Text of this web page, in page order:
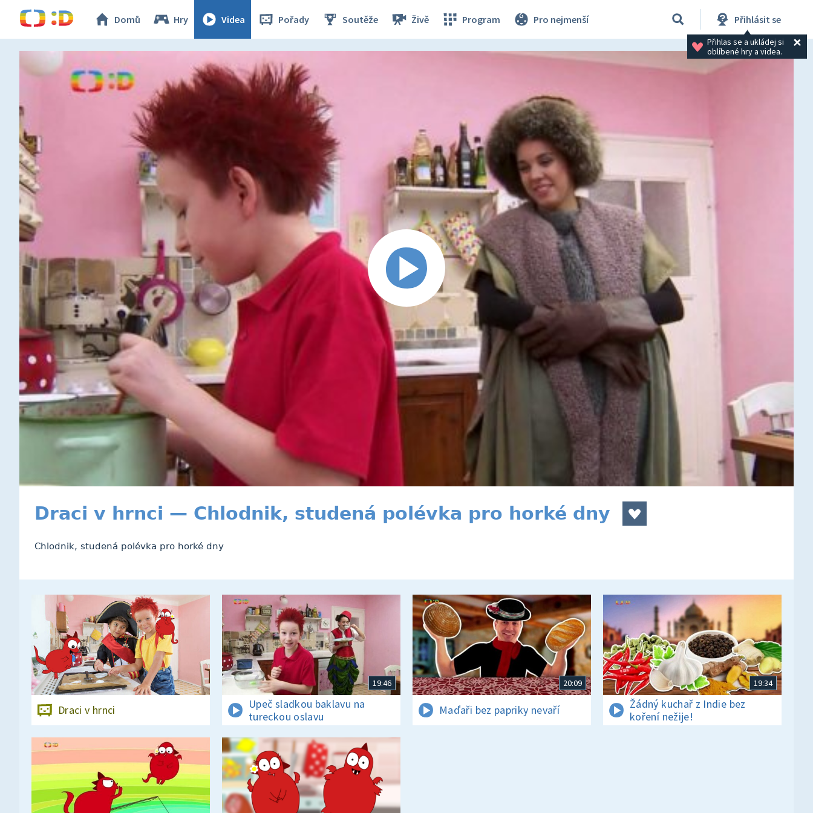
Domů Hry Videa Pořady Soutěže Živě Program Pro nejmenší Přihlásit se
Přihlas se a ukládej si
oblíbené hry a videa.
Draci v hrnci — Chlodnik, studená polévka pro horké dny
Chlodnik, studená polévka pro horké dny
Draci v hrnci
19:46
Upeč sladkou baklavu na
tureckou oslavu
20:09
Maďaři bez papriky nevaří
19:34
Žádný kuchař z Indie bez
koření nežije!